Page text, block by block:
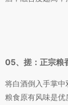
05、搓：正宗粮
将白酒倒入手掌
粮食原有风味是